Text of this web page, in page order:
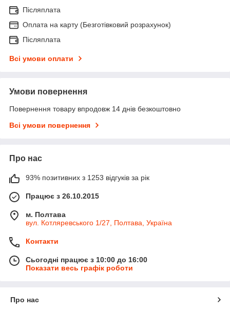
Післяплата
Оплата на карту (Безготівковий розрахунок)
Післяплата
Всі умови оплати
Умови повернення
Повернення товару впродовж 14 днів безкоштовно
Всі умови повернення
Про нас
93% позитивних з 1253 відгуків за рік
Працює з 26.10.2015
м. Полтава
вул. Котляревського 1/27, Полтава, Україна
Контакти
Сьогодні працює з 10:00 до 16:00
Показати весь графік роботи
Про нас